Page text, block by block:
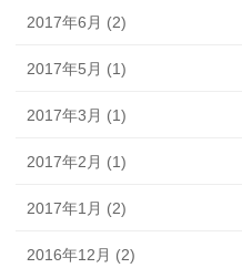
2017年6月 (2)
2017年5月 (1)
2017年3月 (1)
2017年2月 (1)
2017年1月 (2)
2016年12月 (2)